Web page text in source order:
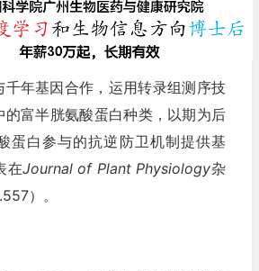
千年基因合作，运用转录组测序技
的富半胱氨酸蛋白种类，以期为后
蛋白参与的抗逆防卫机制提供基
在Journal of Plant Physiology杂
）。